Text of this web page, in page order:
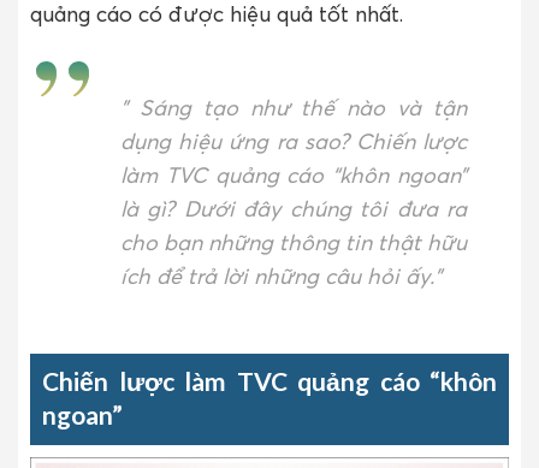
quảng cáo có được hiệu quả tốt nhất.
” Sáng tạo như thế nào và tận
dụng hiệu ứng ra sao? Chiến lược
làm TVC quảng cáo “khôn ngoan”
là gì? Dưới đây chúng tôi đưa ra
cho bạn những thông tin thật hữu
ích để trả lời những câu hỏi ấy.”
Chiến lược làm TVC quảng cáo “khôn
ngoan”